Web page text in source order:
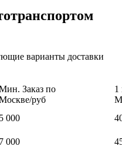
варианты доставки
Заказ по
руб
1
5 000
7 000